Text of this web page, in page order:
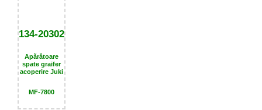
134-20302
Apărătoare
spate graifer
acoperire Juki
MF-7800